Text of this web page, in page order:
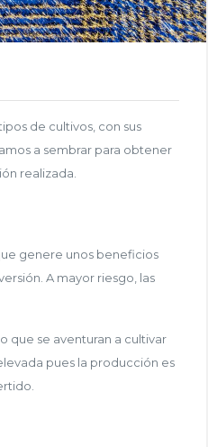
de cultivos, con sus
a sembrar para obtener
realizada.
genere unos beneficios
A mayor riesgo, las
que se aventuran a cultivar
pues la producción es